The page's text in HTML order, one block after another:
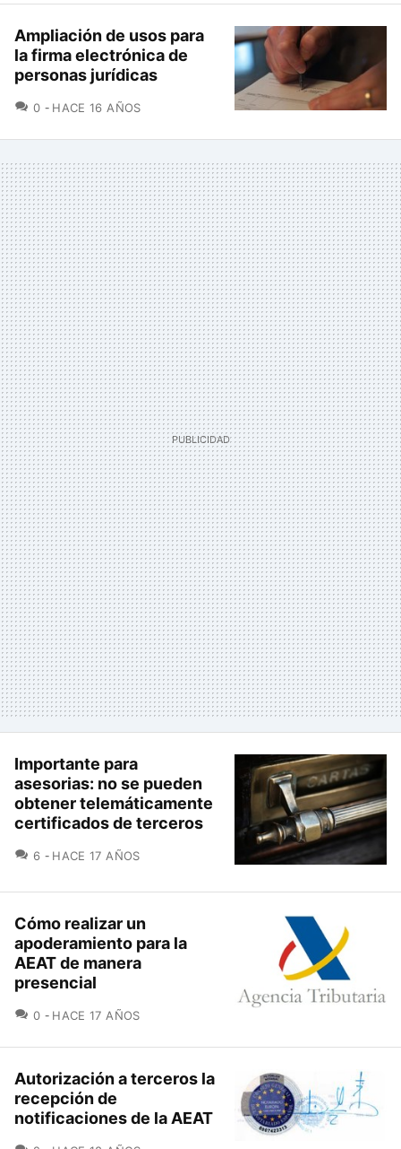
Ampliación de usos para
la firma electrónica de
personas jurídicas
0 COMENTARIOS
HACE 16 AÑOS
Importante para
asesorias: no se pueden
obtener telemáticamente
certificados de terceros
6 COMENTARIOS
HACE 17 AÑOS
Cómo realizar un
apoderamiento para la
AEAT de manera
presencial
0 COMENTARIOS
HACE 17 AÑOS
Autorización a terceros la
recepción de
notificaciones de la AEAT